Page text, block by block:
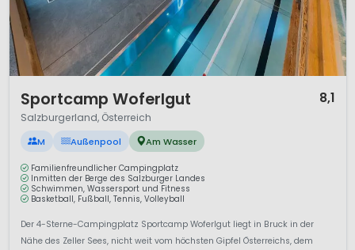
Sportcamp Woferlgut 8,1
Salzburgerland, Österreich
M Außenpool Am Wasser
Familienfreundlicher Campingplatz
Inmitten der Berge des Salzburger Landes
Schwimmen, Wassersport und Fitness
Basketball, Fußball, Tennis, Volleyball
Der 4-Sterne-Campingplatz Sportcamp Woferlgut liegt in Bruck in der
Nähe des Zeller Sees, nicht weit vom höchsten Gipfel Österreichs, dem